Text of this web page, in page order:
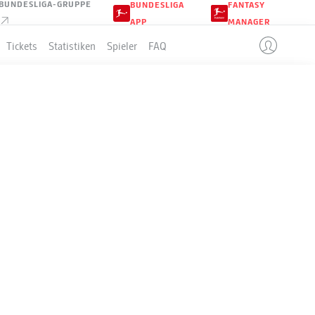
GRUPPE
BUNDESLIGA
APP
FANTASY
MANAGER
Tickets Statistiken Spieler FAQ